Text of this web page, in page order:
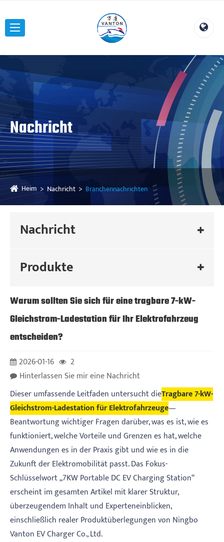
Nachricht
Heim Nachricht Branchennachrichten
Nachricht
Produkte
Warum sollten Sie sich für eine tragbare 7-kW-
Gleichstrom-Ladestation für Ihr Elektrofahrzeug
entscheiden?
2026-01-16
2
Hinterlassen Sie mir eine Nachricht
Dieser umfassende Leitfaden untersucht dieTragbare 7-kW-
Gleichstrom-Ladestation für Elektrofahrzeuge—
Beantwortung wichtiger Fragen darüber, was es ist, wie es
funktioniert, welche Vorteile und Grenzen es hat, welche
Anwendungen es in der Praxis gibt und wie es in die
Zukunft der Elektromobilität passt. Das Fokus-
Schlüsselwort „7KW Portable DC EV Charging Station“
erscheint im gesamten Artikel mit klarer Struktur,
überzeugendem Inhalt und Experteneinblicken,
einschließlich realer Produktüberlegungen von Ningbo
Vanton EV Charger Co., Ltd.